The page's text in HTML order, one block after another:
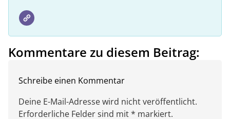
Kommentare zu diesem Beitrag:
Schreibe einen Kommentar
Deine E-Mail-Adresse wird nicht veröffentlicht.
Erforderliche Felder sind mit * markiert.